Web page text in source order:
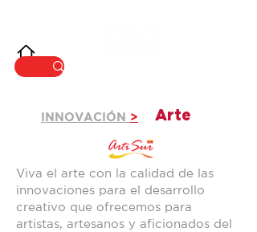
INNOVACIÓN > Arte
Viva el arte con la calidad de las
innovaciones para el desarrollo
creativo que ofrecemos para
artistas, artesanos y aficionados del